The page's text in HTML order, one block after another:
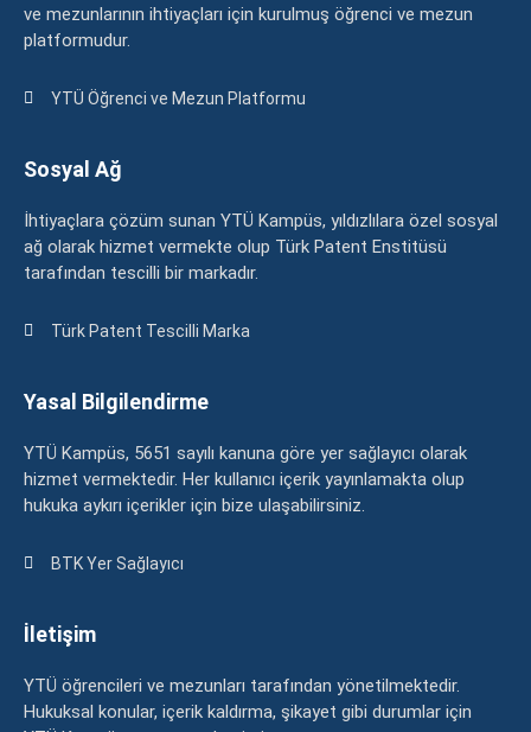
ve mezunlarının ihtiyaçları için kurulmuş öğrenci ve mezun
platformudur.
YTÜ Öğrenci ve Mezun Platformu
Sosyal Ağ
İhtiyaçlara çözüm sunan YTÜ Kampüs, yıldızlılara özel sosyal
ağ olarak hizmet vermekte olup Türk Patent Enstitüsü
tarafından tescilli bir markadır.
Türk Patent Tescilli Marka
Yasal Bilgilendirme
YTÜ Kampüs, 5651 sayılı kanuna göre yer sağlayıcı olarak
hizmet vermektedir. Her kullanıcı içerik yayınlamakta olup
hukuka aykırı içerikler için bize ulaşabilirsiniz.
BTK Yer Sağlayıcı
İletişim
YTÜ öğrencileri ve mezunları tarafından yönetilmektedir.
Hukuksal konular, içerik kaldırma, şikayet gibi durumlar için